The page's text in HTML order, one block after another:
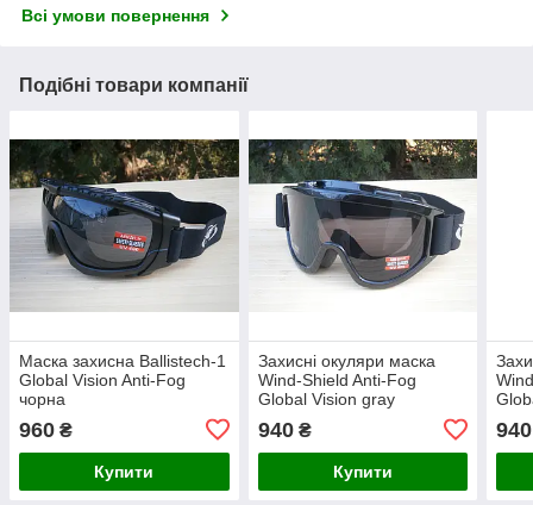
Всі умови повернення
Подібні товари компанії
Маска захисна Ballistech-1
Global Vision Anti-Fog
чорна
960 ₴
Купити
Захисні окуляри маска
Wind-Shield Anti-Fog
Global Vision gray
940₴
Купити
940